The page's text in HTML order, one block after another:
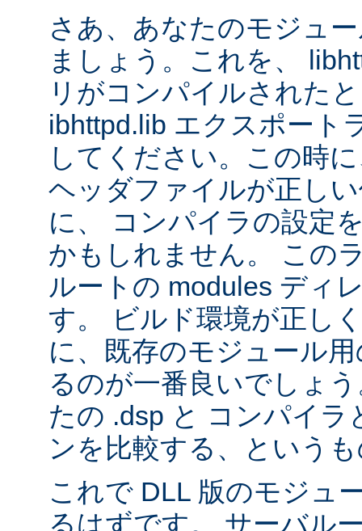
さあ、あなたのモジュ
ましょう。これを、
リがコンパイルされた
ibhttpd.lib エクスポート
してください。この時
ヘッダファイルが正し
に、 コンパイラの設定
かもしれません。 この
ルートの modules ディ
す。 ビルド環境が正し
に、既存のモジュール
るのが一番良いでしょ
たの .dsp と コンパイ
ンを比較する、という
これで DLL 版のモジュ
るはずです。 サーバル